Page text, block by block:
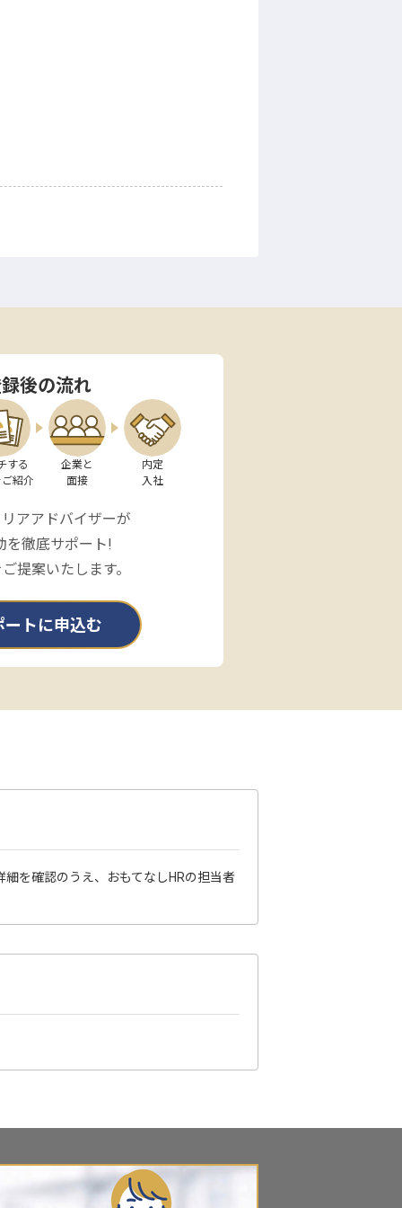
後の流れ
する
紹介
企業と
面接
内定
入社
アアドバイザーが
を徹底サポート!
提案いたします。
ートに申込む
を確認のうえ、おもてなしHRの担当者